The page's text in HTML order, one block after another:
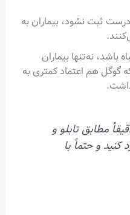
ثبت نشود، بیماران به
باشد، نه‌تنها بیماران
گوگل هم اعتماد کمتری به
مطابق تابلو و
و حتماً با